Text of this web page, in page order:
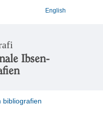
English
Ibsen-
bibliografien